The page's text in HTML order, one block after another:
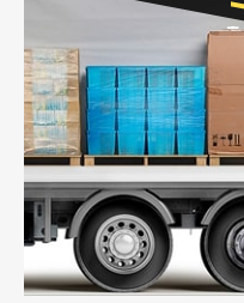
Газель (1,5 и 3
от 5000
- Экономный способ
другой город -
грузоперевозки для
дешевле.
- Тайгер Логистик
крупногабаритных и